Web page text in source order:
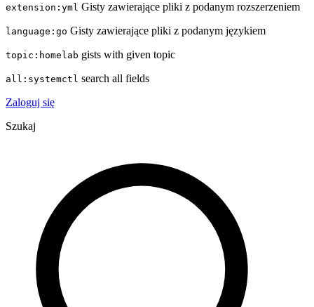
extension:yml Gisty zawierające pliki z podanym rozszerzeniem
language:go Gisty zawierające pliki z podanym językiem
topic:homelab gists with given topic
all:systemctl search all fields
Zaloguj się
Szukaj